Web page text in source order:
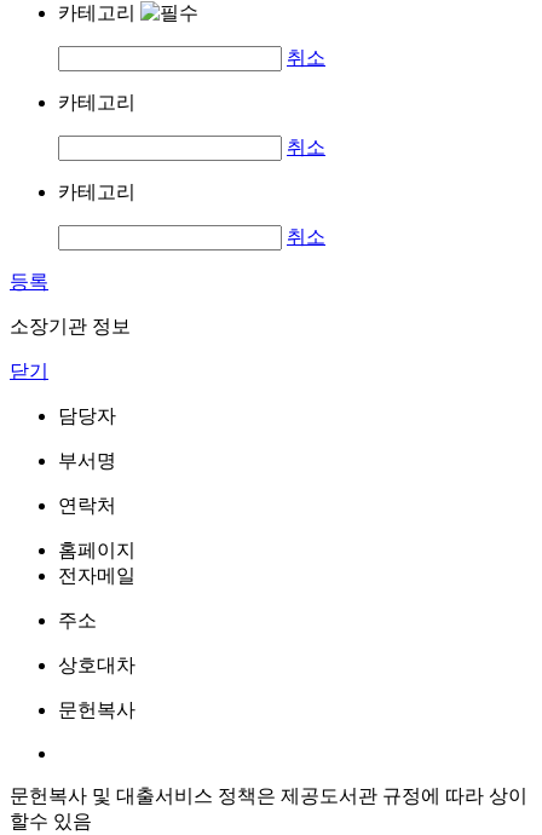
카테고리
취소
카테고리
취소
카테고리
취소
등록
소장기관 정보
닫기
담당자
부서명
연락처
홈페이지
전자메일
주소
상호대차
문헌복사
문헌복사 및 대출서비스 정책은 제공도서관 규정에 따라 상이
할수 있음